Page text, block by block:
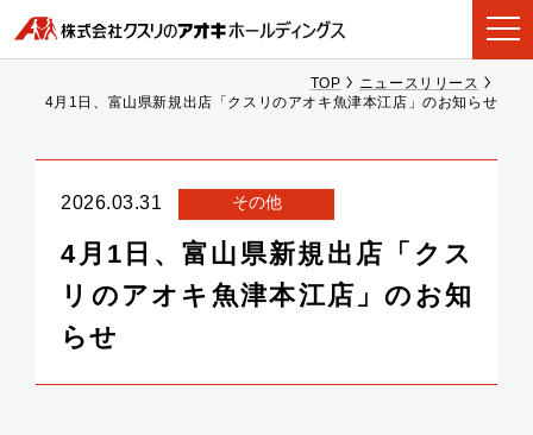
TOP
ニュースリリース
4月1日、富山県新規出店「クスリのアオキ魚津本江店」のお知らせ
2026.03.31 その他
4月1日、富山県新規出店「クス
リのアオキ魚津本江店」のお知
らせ